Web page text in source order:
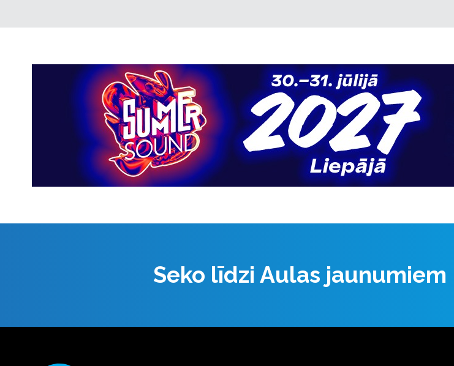
Seko līdzi Aulas jaunumiem